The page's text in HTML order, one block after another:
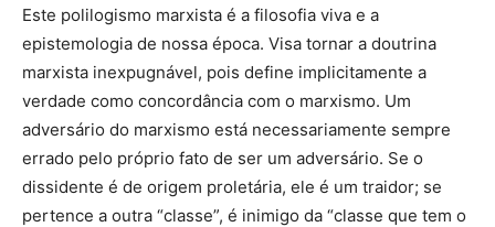
Este polilogismo marxista é a filosofia viva e a
epistemologia de nossa época. Visa tornar a doutrina
marxista inexpugnável, pois define implicitamente a
verdade como concordância com o marxismo. Um
adversário do marxismo está necessariamente sempre
errado pelo próprio fato de ser um adversário. Se o
dissidente é de origem proletária, ele é um traidor; se
pertence a outra “classe”, é inimigo da “classe que tem o